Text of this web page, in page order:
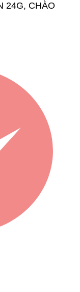
24G, CHÀO